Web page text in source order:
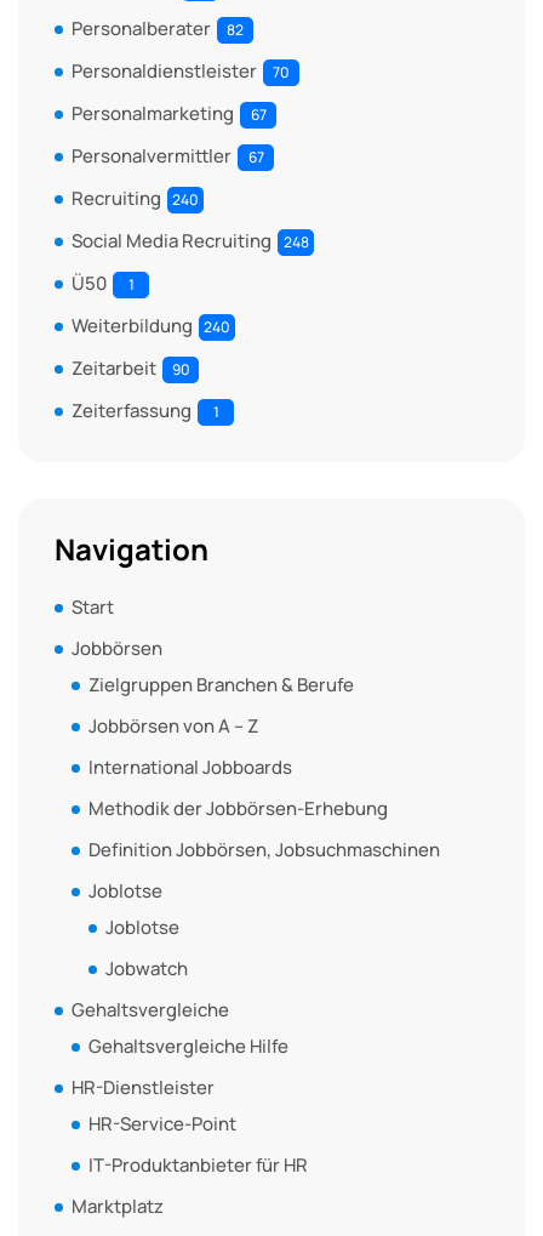
Personalberater 82
Personaldienstleister 70
Personalmarketing 67
Personalvermittler 67
Recruiting 240
Social Media Recruiting 248
Ü50 1
Weiterbildung 240
Zeitarbeit 90
Zeiterfassung 1
Navigation
Start
Jobbörsen
Zielgruppen Branchen & Berufe
Jobbörsen von A – Z
International Jobboards
Methodik der Jobbörsen-Erhebung
Definition Jobbörsen, Jobsuchmaschinen
Joblotse
Joblotse
Jobwatch
Gehaltsvergleiche
Gehaltsvergleiche Hilfe
HR-Dienstleister
HR-Service-Point
IT-Produktanbieter für HR
Marktplatz